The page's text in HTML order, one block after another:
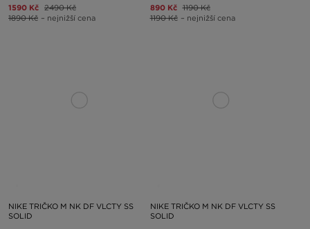
1590 Kč 2490 Kč
1890 Kč – nejnižší cena
890 Kč 1190 Kč
1190 Kč – nejnižší cena
NIKE TRIČKO M NK DF VLCTY SS
SOLID
NIKE TRIČKO M NK DF VLCTY SS
SOLID